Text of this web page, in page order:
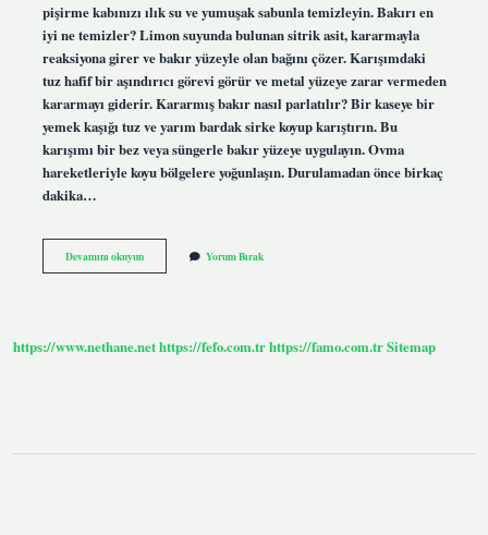
pişirme kabınızı ılık su ve yumuşak sabunla temizleyin. Bakırı en
iyi ne temizler? Limon suyunda bulunan sitrik asit, kararmayla
reaksiyona girer ve bakır yüzeyle olan bağını çözer. Karışımdaki
tuz hafif bir aşındırıcı görevi görür ve metal yüzeye zarar vermeden
kararmayı giderir. Kararmış bakır nasıl parlatılır? Bir kaseye bir
yemek kaşığı tuz ve yarım bardak sirke koyup karıştırın. Bu
karışımı bir bez veya süngerle bakır yüzeye uygulayın. Ovma
hareketleriyle koyu bölgelere yoğunlaşın. Durulamadan önce birkaç
dakika…
Devamını okuyunBakır
Kaplama
Yorum Bırak
https://www.nethane.nethttps://fefo.com.trhttps://famo.com.trSitemap